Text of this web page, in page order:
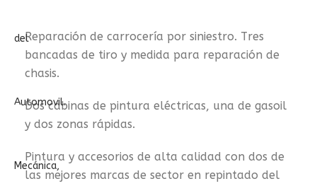
Reparación de carrocería por siniestro. Tres
bancadas de tiro y medida para reparación de
chasis.
Dos cabinas de pintura eléctricas, una de gasoil
y dos zonas rápidas.
Pintura y accesorios de alta calidad con dos de
las mejores marcas de sector en repintado del